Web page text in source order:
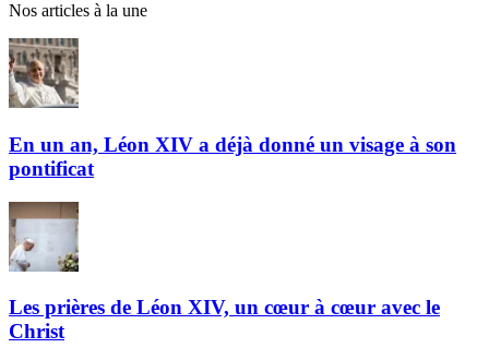
Nos articles à la une
En un an, Léon XIV a déjà donné un visage à son
pontificat
Les prières de Léon XIV, un cœur à cœur avec le
Christ